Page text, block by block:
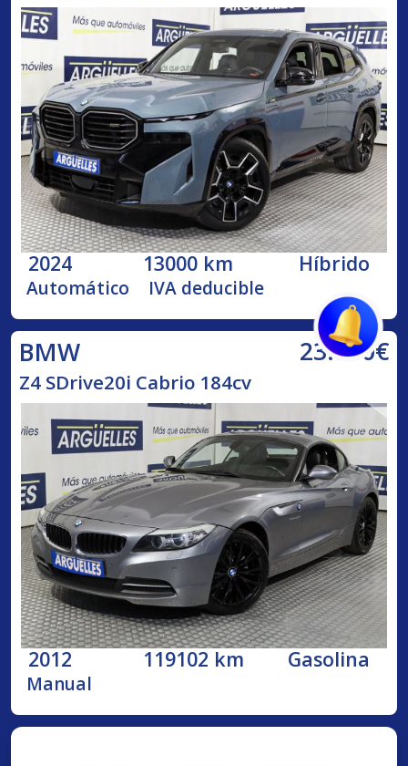
2024 13000 km Híbrido
Automático IVA deducible
BMW 23.800€
Z4 SDrive20i Cabrio 184cv
2012 119102 km Gasolina
Manual